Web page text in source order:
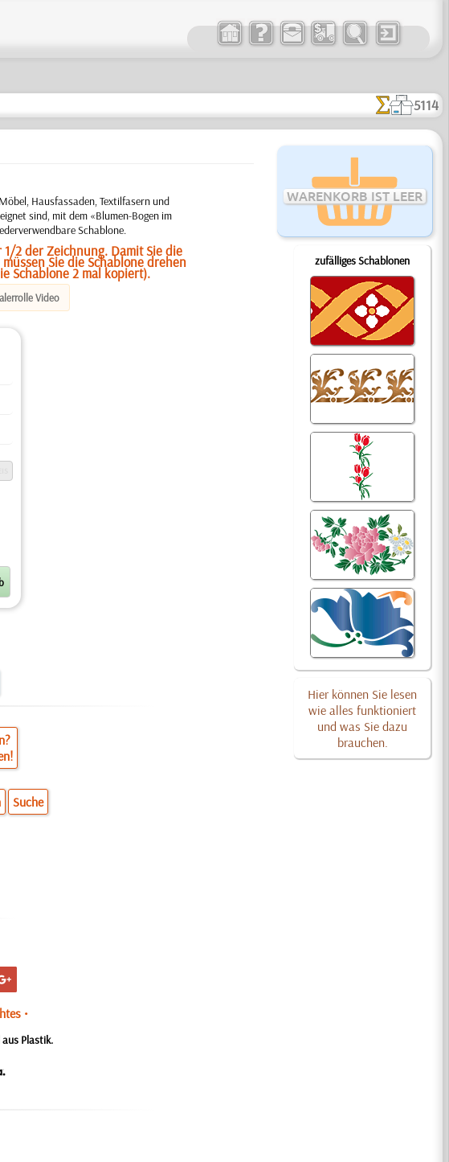
5114
WARENKORB IST LEER
zufälliges Schablonen
Hier können Sie lesen
wie alles funktioniert
und was Sie dazu
brauchen.
Hausfassaden, Textilfasern und
sind, mit dem «Blumen-Bogen im
Schablone.
2 der Zeichnung. Damit Sie die
Sie die Schablone drehen
Schablone 2 mal kopiert).
Video
Suche
•
Plastik.